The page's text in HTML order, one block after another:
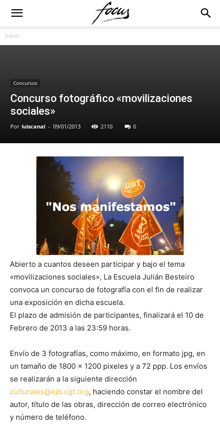
Inicio
Concursos
Concurso fotográfico «movilizaciones
sociales»
Por luiscanal - 09/01/2013 2110 0
Abierto a cuantos deseen participar y bajo el tema
«movilizaciones sociales», La Escuela Julián Besteiro
convoca un concurso de fotografía con el fin de realizar
una exposición en dicha escuela.
El plazo de admisión de participantes, finalizará el 10 de
Febrero de 2013 a las 23:59 horas.
Envío de 3 fotografías, como máximo, en formato jpg, en
un tamaño de 1800 x 1200 pixeles y a 72 ppp. Los envíos
se realizarán a la siguiente dirección
culturales@ejb.ugt.org, haciendo constar el nombre del
autor, título de las obras, dirección de correo electrónico
y número de teléfono.